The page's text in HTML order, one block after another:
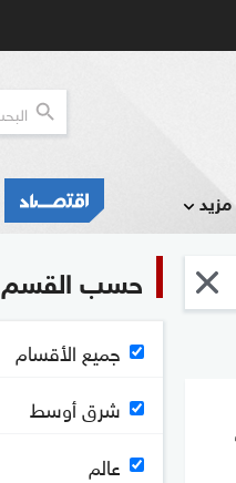
مزيد
حسب القسم
جميع الأقسام
شرق أوسط
عالم